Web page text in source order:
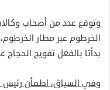
وتوقع عدد من أصحاب
الخرطوم عبر مطار الخرطوم،
بدأتا بالفعل تفويج الحجاج
وفي السياق، اطمأن رئيس